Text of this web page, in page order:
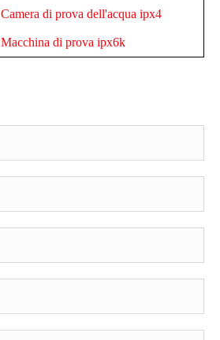
Camera di prova dell'acqua ipx4
Macchina di prova ipx6k